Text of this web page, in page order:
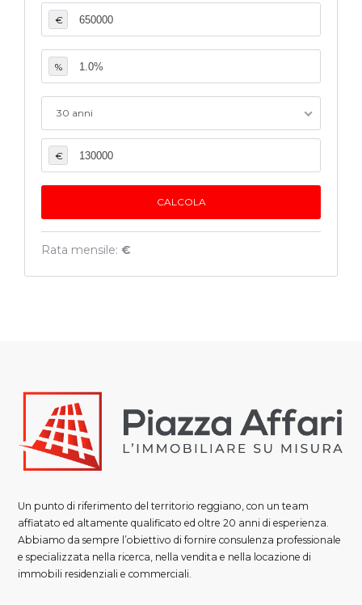
€
%
30 anni
€
Rata mensile: €
Un punto di riferimento del territorio reggiano, con un team
affiatato ed altamente qualificato ed oltre 20 anni di esperienza.
Abbiamo da sempre l’obiettivo di fornire consulenza professionale
e specializzata nella ricerca, nella vendita e nella locazione di
immobili residenziali e commerciali.